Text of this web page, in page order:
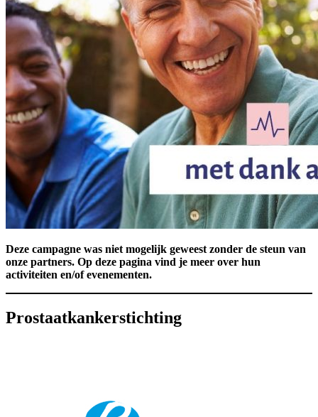
Deze campagne was niet mogelijk geweest zonder de steun van
onze partners. Op deze pagina vind je meer over hun
activiteiten en/of evenementen.
Prostaatkankerstichting